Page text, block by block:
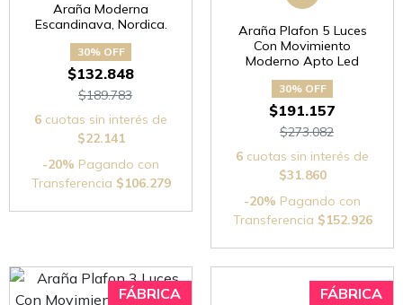
Araña Moderna
Escandinava, Nordica.
30% OFF
$132.848
$189.783
6 cuotas sin interés de
$22.141
-20% Pagando con
Transferencia $106.279
Araña Plafon 5 Luces
Con Movimiento
Moderno Apto Led
30% OFF
$191.157
$273.082
6 cuotas sin interés de
$31.860
-20% Pagando con
Transferencia $152.926